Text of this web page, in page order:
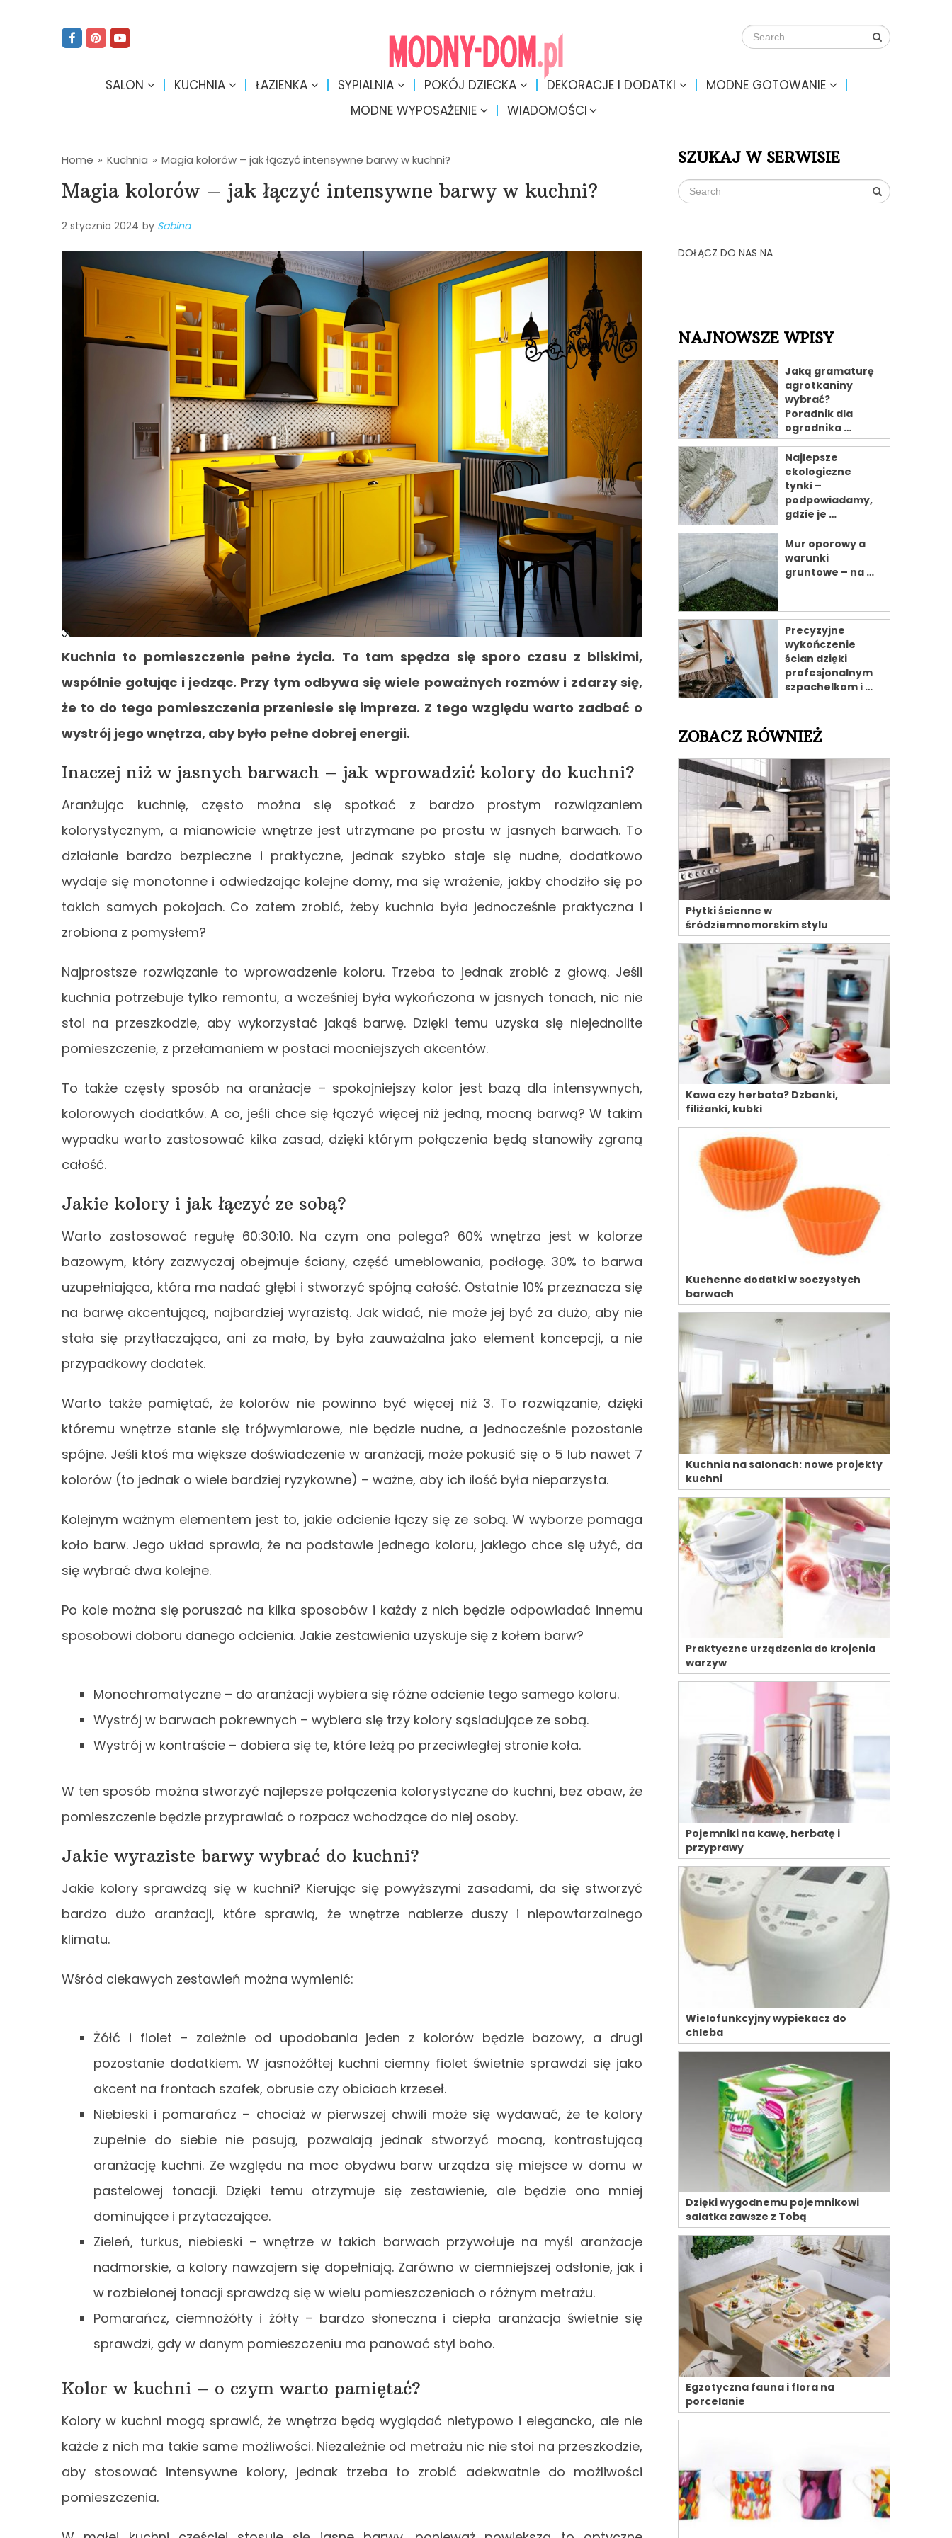
SALON KUCHNIA ŁAZIENKA SYPIALNIA POKÓJ DZIECKA DEKORACJE I DODATKI
MODNE GOTOWANIE
MODNE WYPOSAŻENIE
WIADOMOŚCI
Home » Kuchnia » Magia kolorów – jak łączyć intensywne barwy w kuchni?
Magia kolorów – jak łączyć intensywne barwy w kuchni?
2 stycznia 2024 by Sabina
Kuchnia to pomieszczenie pełne życia. To tam spędza się sporo czasu z bliskimi,
wspólnie gotując i jedząc. Przy tym odbywa się wiele poważnych rozmów i zdarzy się,
że to do tego pomieszczenia przeniesie się impreza. Z tego względu warto zadbać o
wystrój jego wnętrza, aby było pełne dobrej energii.
Inaczej niż w jasnych barwach – jak wprowadzić kolory do kuchni?
Aranżując kuchnię, często można się spotkać z bardzo prostym rozwiązaniem
kolorystycznym, a mianowicie wnętrze jest utrzymane po prostu w jasnych barwach. To
działanie bardzo bezpieczne i praktyczne, jednak szybko staje się nudne, dodatkowo
wydaje się monotonne i odwiedzając kolejne domy, ma się wrażenie, jakby chodziło się po
takich samych pokojach. Co zatem zrobić, żeby kuchnia była jednocześnie praktyczna i
zrobiona z pomysłem?
Najprostsze rozwiązanie to wprowadzenie koloru. Trzeba to jednak zrobić z głową. Jeśli
kuchnia potrzebuje tylko remontu, a wcześniej była wykończona w jasnych tonach, nic nie
stoi na przeszkodzie, aby wykorzystać jakąś barwę. Dzięki temu uzyska się niejednolite
pomieszczenie, z przełamaniem w postaci mocniejszych akcentów.
To także częsty sposób na aranżacje – spokojniejszy kolor jest bazą dla intensywnych,
kolorowych dodatków. A co, jeśli chce się łączyć więcej niż jedną, mocną barwą? W takim
wypadku warto zastosować kilka zasad, dzięki którym połączenia będą stanowiły zgraną
całość.
Jakie kolory i jak łączyć ze sobą?
Warto zastosować regułę 60:30:10. Na czym ona polega? 60% wnętrza jest w kolorze
bazowym, który zazwyczaj obejmuje ściany, część umeblowania, podłogę. 30% to barwa
uzupełniająca, która ma nadać głębi i stworzyć spójną całość. Ostatnie 10% przeznacza się
na barwę akcentującą, najbardziej wyrazistą. Jak widać, nie może jej być za dużo, aby nie
stała się przytłaczająca, ani za mało, by była zauważalna jako element koncepcji, a nie
przypadkowy dodatek.
Warto także pamiętać, że kolorów nie powinno być więcej niż 3. To rozwiązanie, dzięki
któremu wnętrze stanie się trójwymiarowe, nie będzie nudne, a jednocześnie pozostanie
spójne. Jeśli ktoś ma większe doświadczenie w aranżacji, może pokusić się o 5 lub nawet 7
kolorów (to jednak o wiele bardziej ryzykowne) – ważne, aby ich ilość była nieparzysta.
Kolejnym ważnym elementem jest to, jakie odcienie łączy się ze sobą. W wyborze pomaga
koło barw. Jego układ sprawia, że na podstawie jednego koloru, jakiego chce się użyć, da
się wybrać dwa kolejne.
Po kole można się poruszać na kilka sposobów i każdy z nich będzie odpowiadać innemu
sposobowi doboru danego odcienia. Jakie zestawienia uzyskuje się z kołem barw?
Monochromatyczne – do aranżacji wybiera się różne odcienie tego samego koloru.
Wystrój w barwach pokrewnych – wybiera się trzy kolory sąsiadujące ze sobą.
Wystrój w kontraście – dobiera się te, które leżą po przeciwległej stronie koła.
W ten sposób można stworzyć najlepsze połączenia kolorystyczne do kuchni, bez obaw, że
pomieszczenie będzie przyprawiać o rozpacz wchodzące do niej osoby.
Jakie wyraziste barwy wybrać do kuchni?
Jakie kolory sprawdzą się w kuchni? Kierując się powyższymi zasadami, da się stworzyć
bardzo dużo aranżacji, które sprawią, że wnętrze nabierze duszy i niepowtarzalnego
klimatu.
Wśród ciekawych zestawień można wymienić:
Żółć i fiolet – zależnie od upodobania jeden z kolorów będzie bazowy, a drugi
pozostanie dodatkiem. W jasnożółtej kuchni ciemny fiolet świetnie sprawdzi się jako
akcent na frontach szafek, obrusie czy obiciach krzeseł.
Niebieski i pomarańcz – chociaż w pierwszej chwili może się wydawać, że te kolory
zupełnie do siebie nie pasują, pozwalają jednak stworzyć mocną, kontrastującą
aranżację kuchni. Ze względu na moc obydwu barw urządza się miejsce w domu w
pastelowej tonacji. Dzięki temu otrzymuje się zestawienie, ale będzie ono mniej
dominujące i przytaczające.
Zieleń, turkus, niebieski – wnętrze w takich barwach przywołuje na myśl aranżacje
nadmorskie, a kolory nawzajem się dopełniają. Zarówno w ciemniejszej odsłonie, jak i
w rozbielonej tonacji sprawdzą się w wielu pomieszczeniach o różnym metrażu.
Pomarańcz, ciemnożółty i żółty – bardzo słoneczna i ciepła aranżacja świetnie się
sprawdzi, gdy w danym pomieszczeniu ma panować styl boho.
Kolor w kuchni – o czym warto pamiętać?
Kolory w kuchni mogą sprawić, że wnętrza będą wyglądać nietypowo i elegancko, ale nie
każde z nich ma takie same możliwości. Niezależnie od metrażu nic nie stoi na przeszkodzie,
aby stosować intensywne kolory, jednak trzeba to zrobić adekwatnie do możliwości
pomieszczenia.
SZUKAJ W SERWISIE
DOŁĄCZ DO NAS NA
NAJNOWSZE WPISY
Jaką gramaturę
agrotkaniny
wybrać?
Poradnik dla
ogrodnika …
Najlepsze
ekologiczne
tynki –
podpowiadamy,
gdzie je …
Mur oporowy a
warunki
gruntowe – na …
Precyzyjne
wykończenie
ścian dzięki
profesjonalnym
szpachelkom i …
ZOBACZ RÓWNIEŻ
Płytki ścienne w
śródziemnomorskim stylu
Kawa czy herbata? Dzbanki,
filiżanki, kubki
Kuchenne dodatki w soczystych
barwach
Kuchnia na salonach: nowe projekty
kuchni
Praktyczne urządzenia do krojenia
warzyw
Pojemniki na kawę, herbatę i
przyprawy
Wielofunkcyjny wypiekacz do
chleba
Dzięki wygodnemu pojemnikowi
salatka zawsze z Tobą
Egzotyczna fauna i flora na
porcelanie